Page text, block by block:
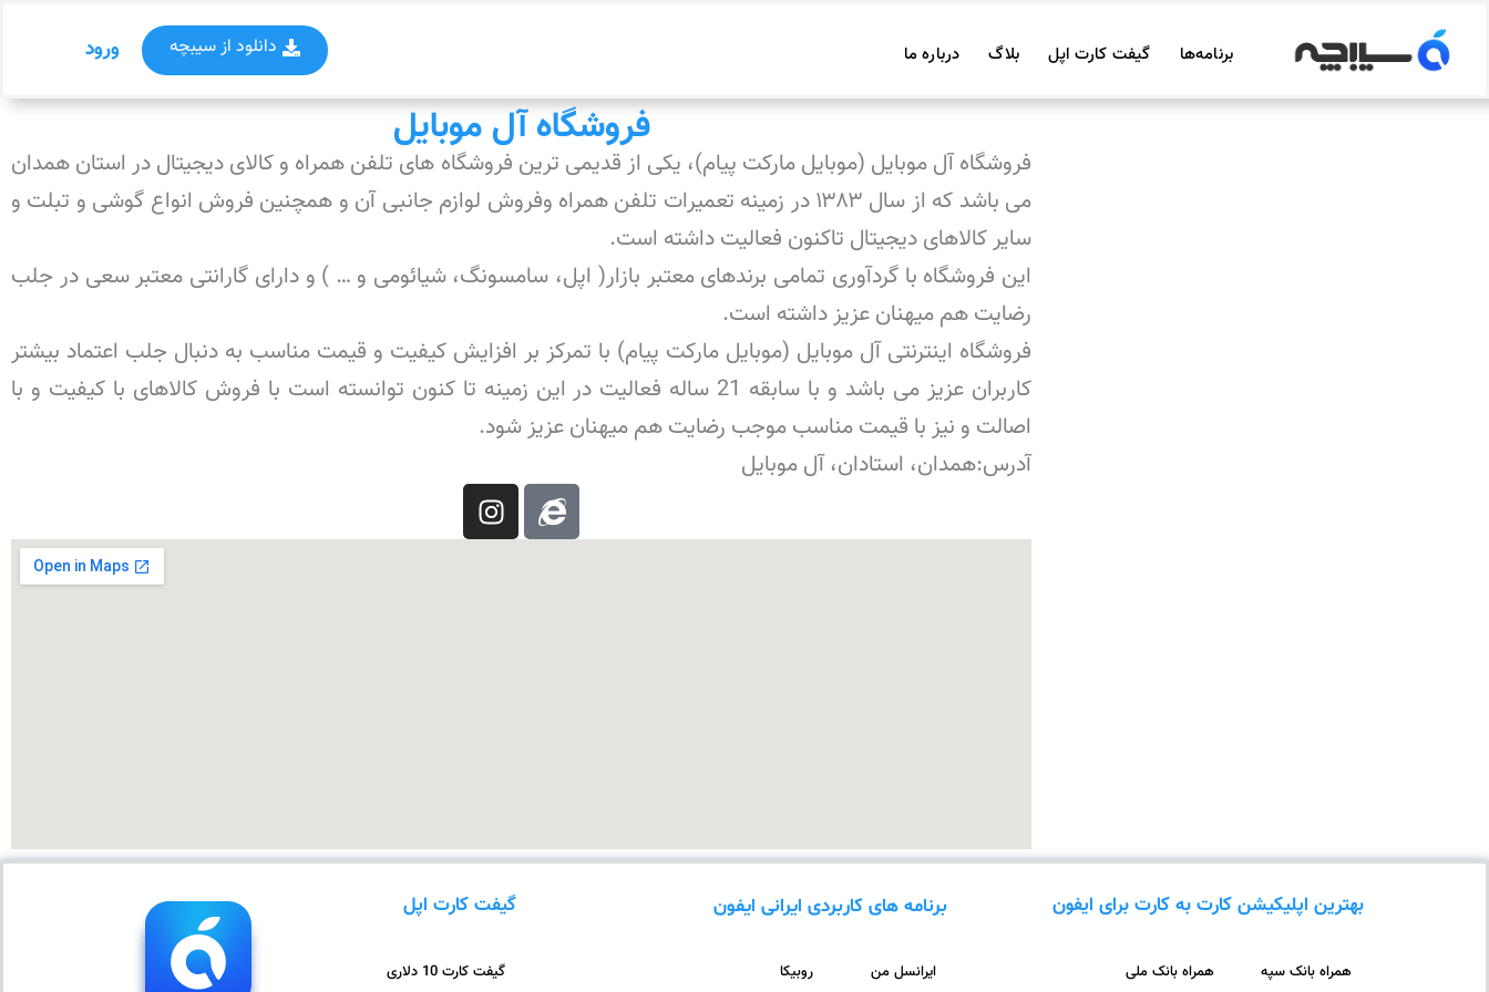
ورود دانلود از سیبچه برنامه‌ها گیفت کارت اپل بلاگ درباره ما
فروشگاه آل موبایل
فروشگاه آل موبایل (موبایل مارکت پیام)، یکی از قدیمی ترین فروشگاه های تلفن همراه و کالای دیجیتال در استان همدان
می باشد که از سال ۱۳۸۳ در زمینه تعمیرات تلفن همراه وفروش لوازم جانبی آن و همچنین فروش انواع گوشی و تبلت و
سایر کالاهای دیجیتال تاکنون فعالیت داشته است.
این فروشگاه با گردآوری تمامی برندهای معتبر بازار( اپل، سامسونگ، شیائومی و … ) و دارای گارانتی معتبر سعی در جلب
رضایت هم میهنان عزیز داشته است.
فروشگاه اینترنتی آل موبایل (موبایل مارکت پیام) با تمرکز بر افزایش کیفیت و‌ قیمت مناسب به دنبال جلب اعتماد بیشتر
کاربران عزیز می باشد و با سابقه 21 ساله فعالیت در این زمینه تا کنون توانسته است با فروش کالاهای با کیفیت و با
اصالت و نیز با قیمت مناسب موجب رضایت هم میهنان عزیز شود.
آدرس:همدان، استادان، آل موبایل
گیفت کارت اپل
گیفت کارت 10 دلاری
برنامه های کاربردی ایرانی ایفون
روبیکا ایرانسل من
بهترین اپلیکیشن کارت به کارت برای ایفون
همراه بانک ملی همراه بانک سپه